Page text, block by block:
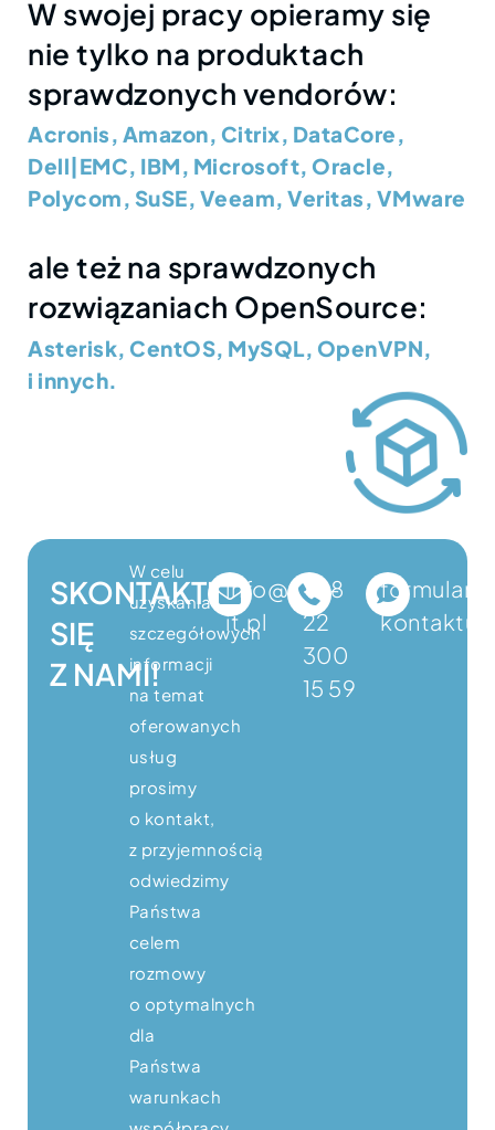
W swojej pracy opieramy się
nie tylko na produktach
sprawdzonych vendorów:
Acronis, Amazon, Citrix, DataCore,
Dell|EMC, IBM, Microsoft, Oracle,
Polycom, SuSE, Veeam, Veritas, VMware
ale też na sprawdzonych
rozwiązaniach OpenSource:
Asterisk, CentOS, MySQL, OpenVPN,
i innych.
SKONTAKTUJ
SIĘ
Z NAMI!
W celu
uzyskania
szczegółowych
informacji
na temat
oferowanych
usług
prosimy
o kontakt,
z przyjemnością
odwiedzimy
Państwa
celem
rozmowy
o optymalnych
dla
Państwa
warunkach
info@dcs-
it.pl
+48
22
300
15 59
formularz
kontaktu